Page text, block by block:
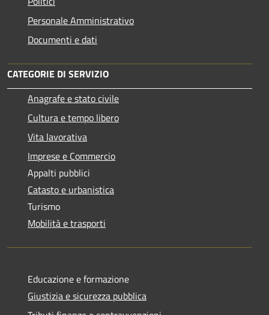
Personale Amministrativo
Documenti e dati
CATEGORIE DI SERVIZIO
Anagrafe e stato civile
Cultura e tempo libero
Vita lavorativa
Imprese e Commercio
Appalti pubblici
Catasto e urbanistica
Turismo
Mobilità e trasporti
Educazione e formazione
Giustizia e sicurezza pubblica